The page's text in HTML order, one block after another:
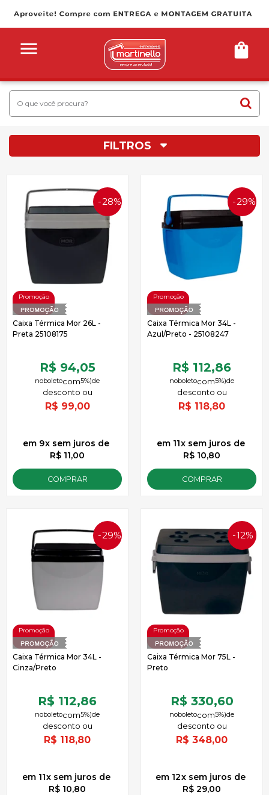
FILTROS
28%
OFF
Caixa Térmica Mor 26L -
Preta 25108175
R$ 94,05
de
5%)
noboleto
R$ 99,00
9x
de
R$ 11,00
sem juros
COMPRAR
29%
OFF
Caixa Térmica Mor 34L -
Azul/Preto - 25108247
R$ 112,86
de
5%)
noboleto
R$ 118,80
11x
de
R$ 10,80
sem juros
COMPRAR
29%
OFF
Caixa Térmica Mor 34L -
Cinza/Preto
R$ 112,86
de
5%)
noboleto
R$ 118,80
11x
de
R$ 10,80
sem juros
12%
OFF
Caixa Térmica Mor 75L -
Preto
R$ 330,60
de
5%)
noboleto
R$ 348,00
12x
de
R$ 29,00
sem juros